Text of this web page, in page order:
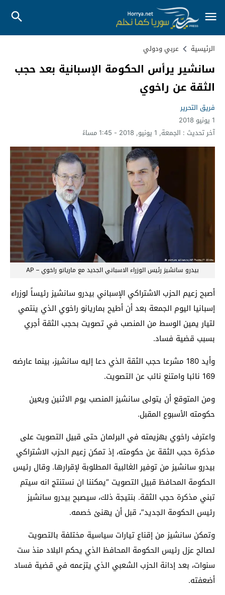
الرئيسية عربي ودولي
سانشير يرأس الحكومة الإسبانية بعد حجب
الثقة عن راخوي
فريق التحرير
1 يونيو 2018
آخر تحديث : الجمعة, 1 يونيو, 2018 - 1:45 مساءً
بيدرو سانشيز رئيس الوزراء الاسباني الجديد مع ماريانو راخوي – AP
أصبح زعيم الحزب الاشتراكي الإسباني بيدرو سانشيز رئيساً لوزراء
إسبانيا اليوم الجمعة بعد أن أطيح بماريانو راخوي الذي ينتمي
لتيار يمين الوسط من المنصب في تصويت بحجب الثقة أجري
بسبب قضية فساد.
وأيد 180 مشرعا حجب الثقة الذي دعا إليه سانشيز، بينما عارضه
169 نائبا وامتنع نائب عن التصويت.
ومن المتوقع أن يتولى سانشيز المنصب يوم الاثنين ويعين
حكومته الأسبوع المقبل.
واعترف راخوي بهزيمته في البرلمان حتى قبيل التصويت على
مذكرة حجب الثقة عن حكومته، إذ تمكن زعيم الحزب الاشتراكي
بيدرو سانشيز من توفير الغالبية المطلوبة لإقرارها. وقال رئيس
الحكومة المحافظ قبيل التصويت “يمكننا ان نستنتج انه سيتم
تبني مذكرة حجب الثقة. بنتيجة ذلك، سيصبح بيدرو سانشيز
رئيس الحكومة الجديد”، قبل أن يهنئ خصمه.
وتمكن سانشيز من إقناع تيارات سياسية مختلفة بالتصويت
لصالح عزل رئيس الحكومة المحافظ الذي يحكم البلاد منذ ست
سنوات، بعد إدانة الحزب الشعبي الذي يتزعمه في قضية فساد
أضعفته.